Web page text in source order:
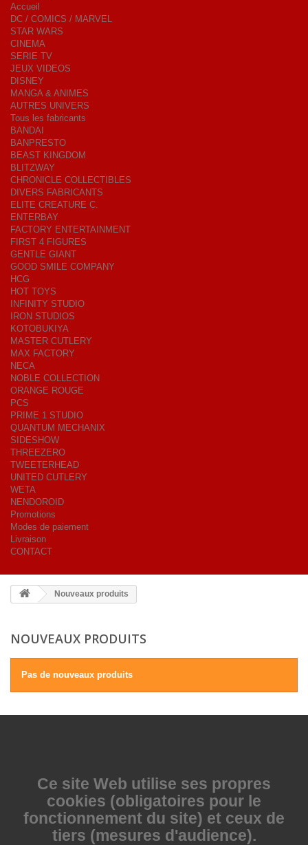
Accueil
DC / COMICS / MARVEL
STAR WARS
CINEMA
SERIE TV
JEUX VIDEOS
DISNEY
MANGA & ANIMES
AUTRES UNIVERS
Tous les fabricants
BANDAI
BANPRESTO
BEAST KINGDOM
BLITZWAY
CHRONICLE COLLECTIBLES
DIVERS FABRICANTS
ELITE CREATURE C.
ENTERBAY
FACTORY ENTERTAINMENT
FIRST 4 FIGURES
GENTLE GIANT
GOOD SMILE COMPANY
HCG
HOT TOYS
INFINITY STUDIO
IRON STUDIOS
KOTOBUKIYA
MASTER CUTLERY
MAX FACTORY
NECA
NOBLE COLLECTION
ORANGE ROUGE
PCS
PRIME 1 STUDIO
QUANTUM MECHANIX
SIDESHOW
THREEZERO
TWEETERHEAD
UNITED CUTLERY
WETA
NENDOROID
Promotions
Modes de paiement
Livraison
CONTACT
Nouveaux produits
NOUVEAUX PRODUITS
Pas de nouveaux produits
Ce site Web utilise ses propres
cookies (obligatoires pour le
fonctionnement du site) et ceux de
tiers (mesures d'audience).